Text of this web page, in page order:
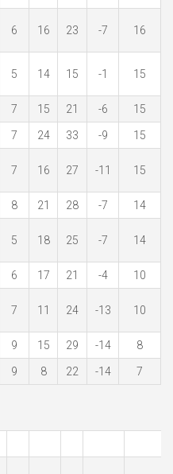
6 16 23 -7 16
5 14 15 -1 15
7 15 21 -6 15
7 24 33 -9 15
7 16 27 -11 15
8 21 28 -7 14
5 18 25 -7 14
6 17 21 -4 10
7 11 24 -13 10
9 15 29 -14 8
9 8 22 -14 7